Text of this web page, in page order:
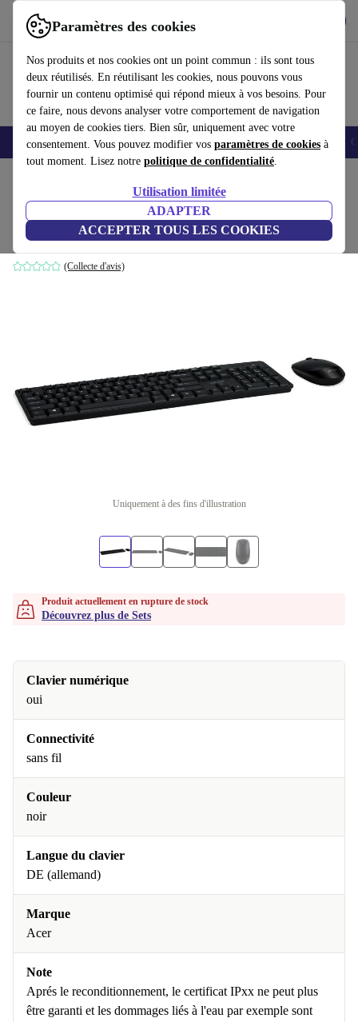
Paramètres des cookies
Nos produits et nos cookies ont un point commun : ils sont tous
deux réutilisés. En réutilisant les cookies, nous pouvons vous
fournir un contenu optimisé qui répond mieux à vos besoins. Pour
ce faire, nous devons analyser votre comportement de navigation
au moyen de cookies tiers. Bien sûr, uniquement avec votre
consentement. Vous pouvez modifier vos paramètres de cookies à
tout moment. Lisez notre politique de confidentialité.
Utilisation limitée
ADAPTER
ACCEPTER TOUS LES COOKIES
Utilisez refurbed rapidement et facilement
Smartphones Laptops Tablettes Montres connectées Accessoires
Acer Combo 100
Noir
(Collecte d'avis)
Uniquement à des fins d'illustration
Produit actuellement en rupture de stock
Découvrez plus de Sets
Clavier numérique
oui
Connectivité
sans fil
Couleur
noir
Langue du clavier
DE (allemand)
Marque
Acer
Note
Aprés le reconditionnement, le certificat IPxx ne peut plus
être garanti et les dommages liés à l'eau par exemple sont